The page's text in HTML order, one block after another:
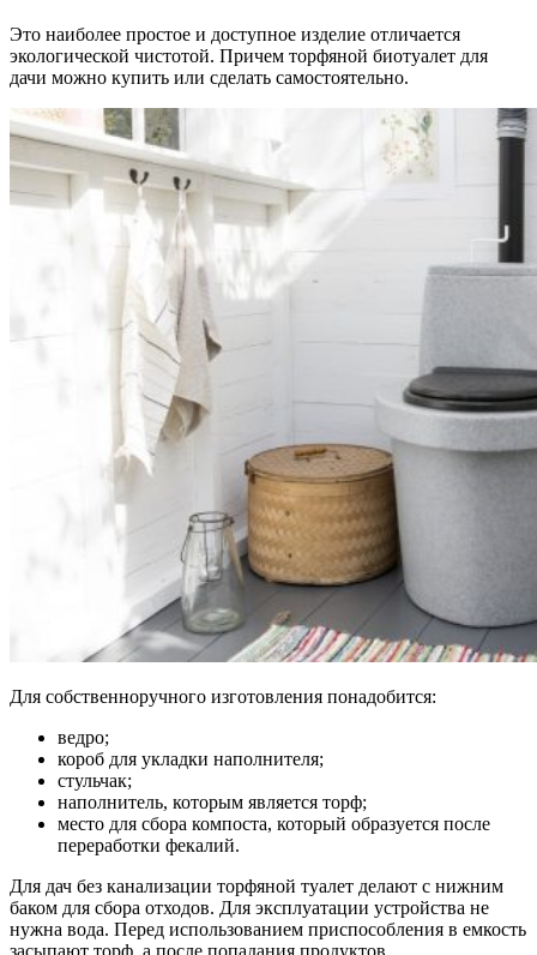
Это наиболее простое и доступное изделие отличается
экологической чистотой. Причем торфяной биотуалет для
дачи можно купить или сделать самостоятельно.
Для собственноручного изготовления понадобится:
ведро;
короб для укладки наполнителя;
стульчак;
наполнитель, которым является торф;
место для сбора компоста, который образуется после
переработки фекалий.
Для дач без канализации торфяной туалет делают с нижним
баком для сбора отходов. Для эксплуатации устройства не
нужна вода. Перед использованием приспособления в емкость
засыпают торф, а после попадания продуктов